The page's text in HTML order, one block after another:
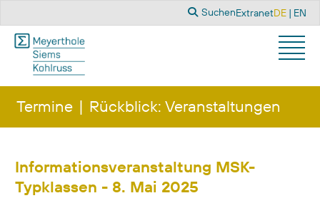
Suchen
SuchenExtranetSprache
DE EN
Termine Rückblick: Veranstaltungen
Informationsveranstaltung MSK-
Typklassen - 8. Mai 2025